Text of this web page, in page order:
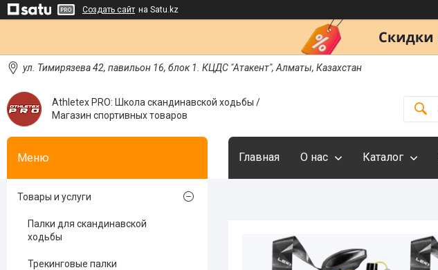
Создать сайт на Satu.kz
ул. Тимирязева 42, павильон 16, блок 1. КЦДС "Атакент", Алматы, Казахстан
Athletex PRO: Школа скандинавской ходьбы /
Магазин спортивных товаров
Главная О нас Каталог
Товары и услуги
Палки для скандинавской
ходьбы
Трекинговые палки